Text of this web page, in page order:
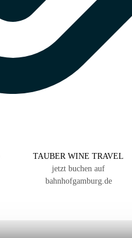
TAUBER WINE TRAVEL
jetzt buchen auf
bahnhofgamburg.de